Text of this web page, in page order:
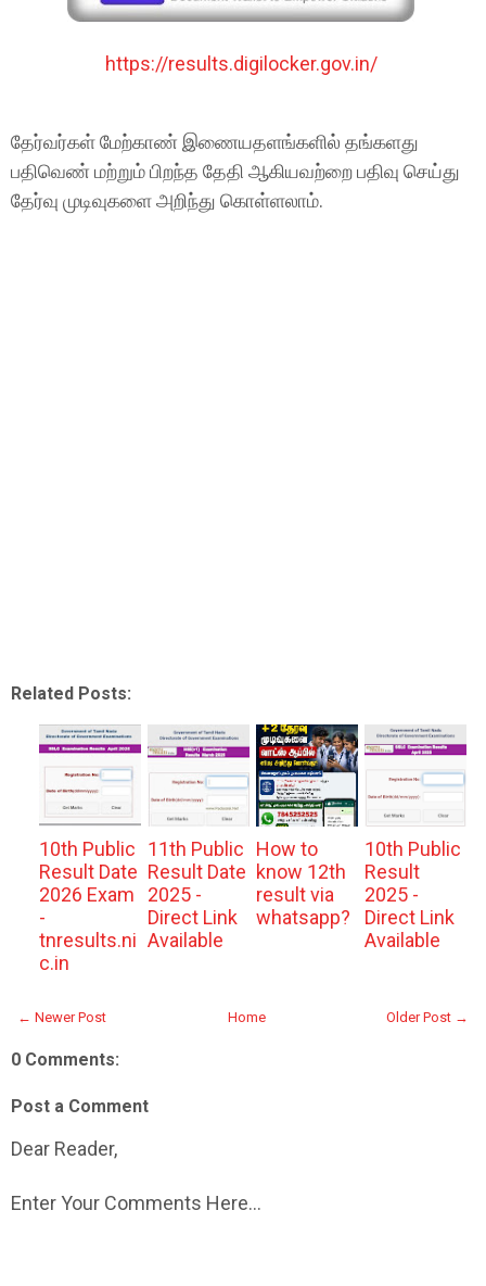
https://results.digilocker.gov.in/
தேர்வர்கள் மேற்காண் இணையதளங்களில் தங்களது
பதிவெண் மற்றும் பிறந்த தேதி ஆகியவற்றை பதிவு செய்து
தேர்வு முடிவுகளை அறிந்து கொள்ளலாம்.
Related Posts:
10th Public
Result Date
2026 Exam
-
tnresults.ni
c.in
11th Public
Result Date
2025 -
Direct Link
Available
How to
know 12th
result via
whatsapp?
10th Public
Result
2025 -
Direct Link
Available
← Newer Post Older Post →
Home
0 Comments:
Post a Comment
Dear Reader,
Enter Your Comments Here...